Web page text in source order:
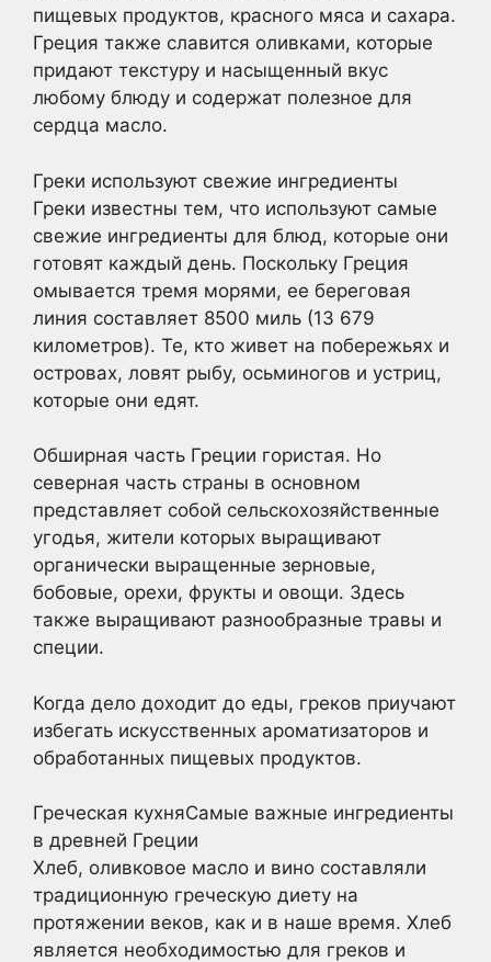
пищевых продуктов, красного мяса и сахара.
Греция также славится оливками, которые
придают текстуру и насыщенный вкус
любому блюду и содержат полезное для
сердца масло.
Греки используют свежие ингредиенты
Греки известны тем, что используют самые
свежие ингредиенты для блюд, которые они
готовят каждый день. Поскольку Греция
омывается тремя морями, ее береговая
линия составляет 8500 миль (13 679
километров). Те, кто живет на побережьях и
островах, ловят рыбу, осьминогов и устриц,
которые они едят.
Обширная часть Греции гористая. Но
северная часть страны в основном
представляет собой сельскохозяйственные
угодья, жители которых выращивают
органически выращенные зерновые,
бобовые, орехи, фрукты и овощи. Здесь
также выращивают разнообразные травы и
специи.
Когда дело доходит до еды, греков приучают
избегать искусственных ароматизаторов и
обработанных пищевых продуктов.
Греческая кухняСамые важные ингредиенты
в древней Греции
Хлеб, оливковое масло и вино составляли
традиционную греческую диету на
протяжении веков, как и в наше время. Хлеб
является необходимостью для греков и